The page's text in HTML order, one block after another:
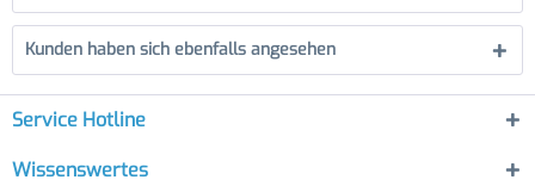
Kunden haben sich ebenfalls angesehen
Service Hotline
Wissenswertes